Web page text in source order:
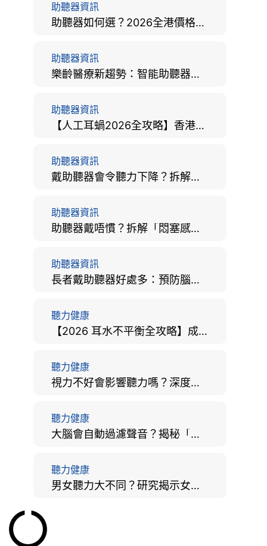
助聽器資訊
助聽器如何選？2026全港價格比較、款式分析及老人選購全攻略
助聽器資訊
樂齡醫療新趨勢：智能助聽器結合 AI 眼底相機，如何全方位守護長者健康？
助聽器資訊
【人工耳蝸2026全攻略】香港手術費用、原理與副作用評估！
助聽器資訊
戴助聽器會令聽力下降？拆解越戴越聾迷思與聽覺剝奪真相
助聽器資訊
助聽器戴唔慣？拆解「悶塞感」成因、堵耳效應與 4 週適應期全攻略
助聽器資訊
長者戴助聽器好處多：預防腦退化、9大誤區破解及家屬陪伴全手冊
聽力健康
【2026 耳水不平衡全攻略】成因、病徵、治療及改善方法
聽力健康
視力不好會影響聽力嗎？深度拆解大腦「眼耳並用」的科學秘密
聽力健康
大腦會自動過濾聲音？揭秘「聽覺注意」機制與聽力健康的深層關係
聽力健康
男女聽力大不同？研究揭示女性聽覺更靈敏！為何男性更易聽力損失？